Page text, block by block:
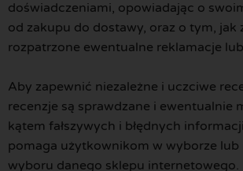
doświadczeniami, opowiadając o
od zakupu do dostawy, oraz o tym, jak
rozpatrzone ewentualne reklamacje
Aby zapewnić niezależne i uczciwe
recenzje są sprawdzane i ewentualnie
kątem fałszywych i błędnych
pomaga użytkownikom w wyborze lub
wyboru danego sklepu internetowego.